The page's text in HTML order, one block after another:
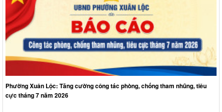
Phường Xuân Lộc: Tăng cường công tác phòng, chống tham nhũng, tiêu
cực tháng 7 năm 2026